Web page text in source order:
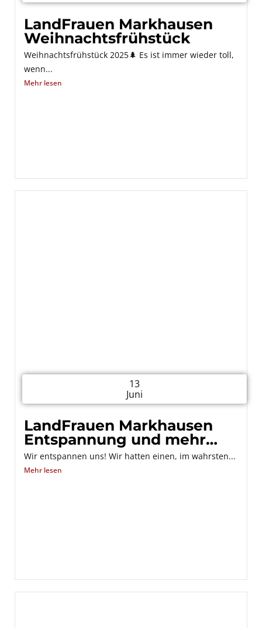
LandFrauen Markhausen
Weihnachtsfrühstück
Weihnachtsfrühstück 2025🌲 Es ist immer wieder toll,
wenn...
Mehr lesen
13
Juni
LandFrauen Markhausen
Entspannung und mehr…
Wir entspannen uns! Wir hatten einen, im wahrsten...
Mehr lesen